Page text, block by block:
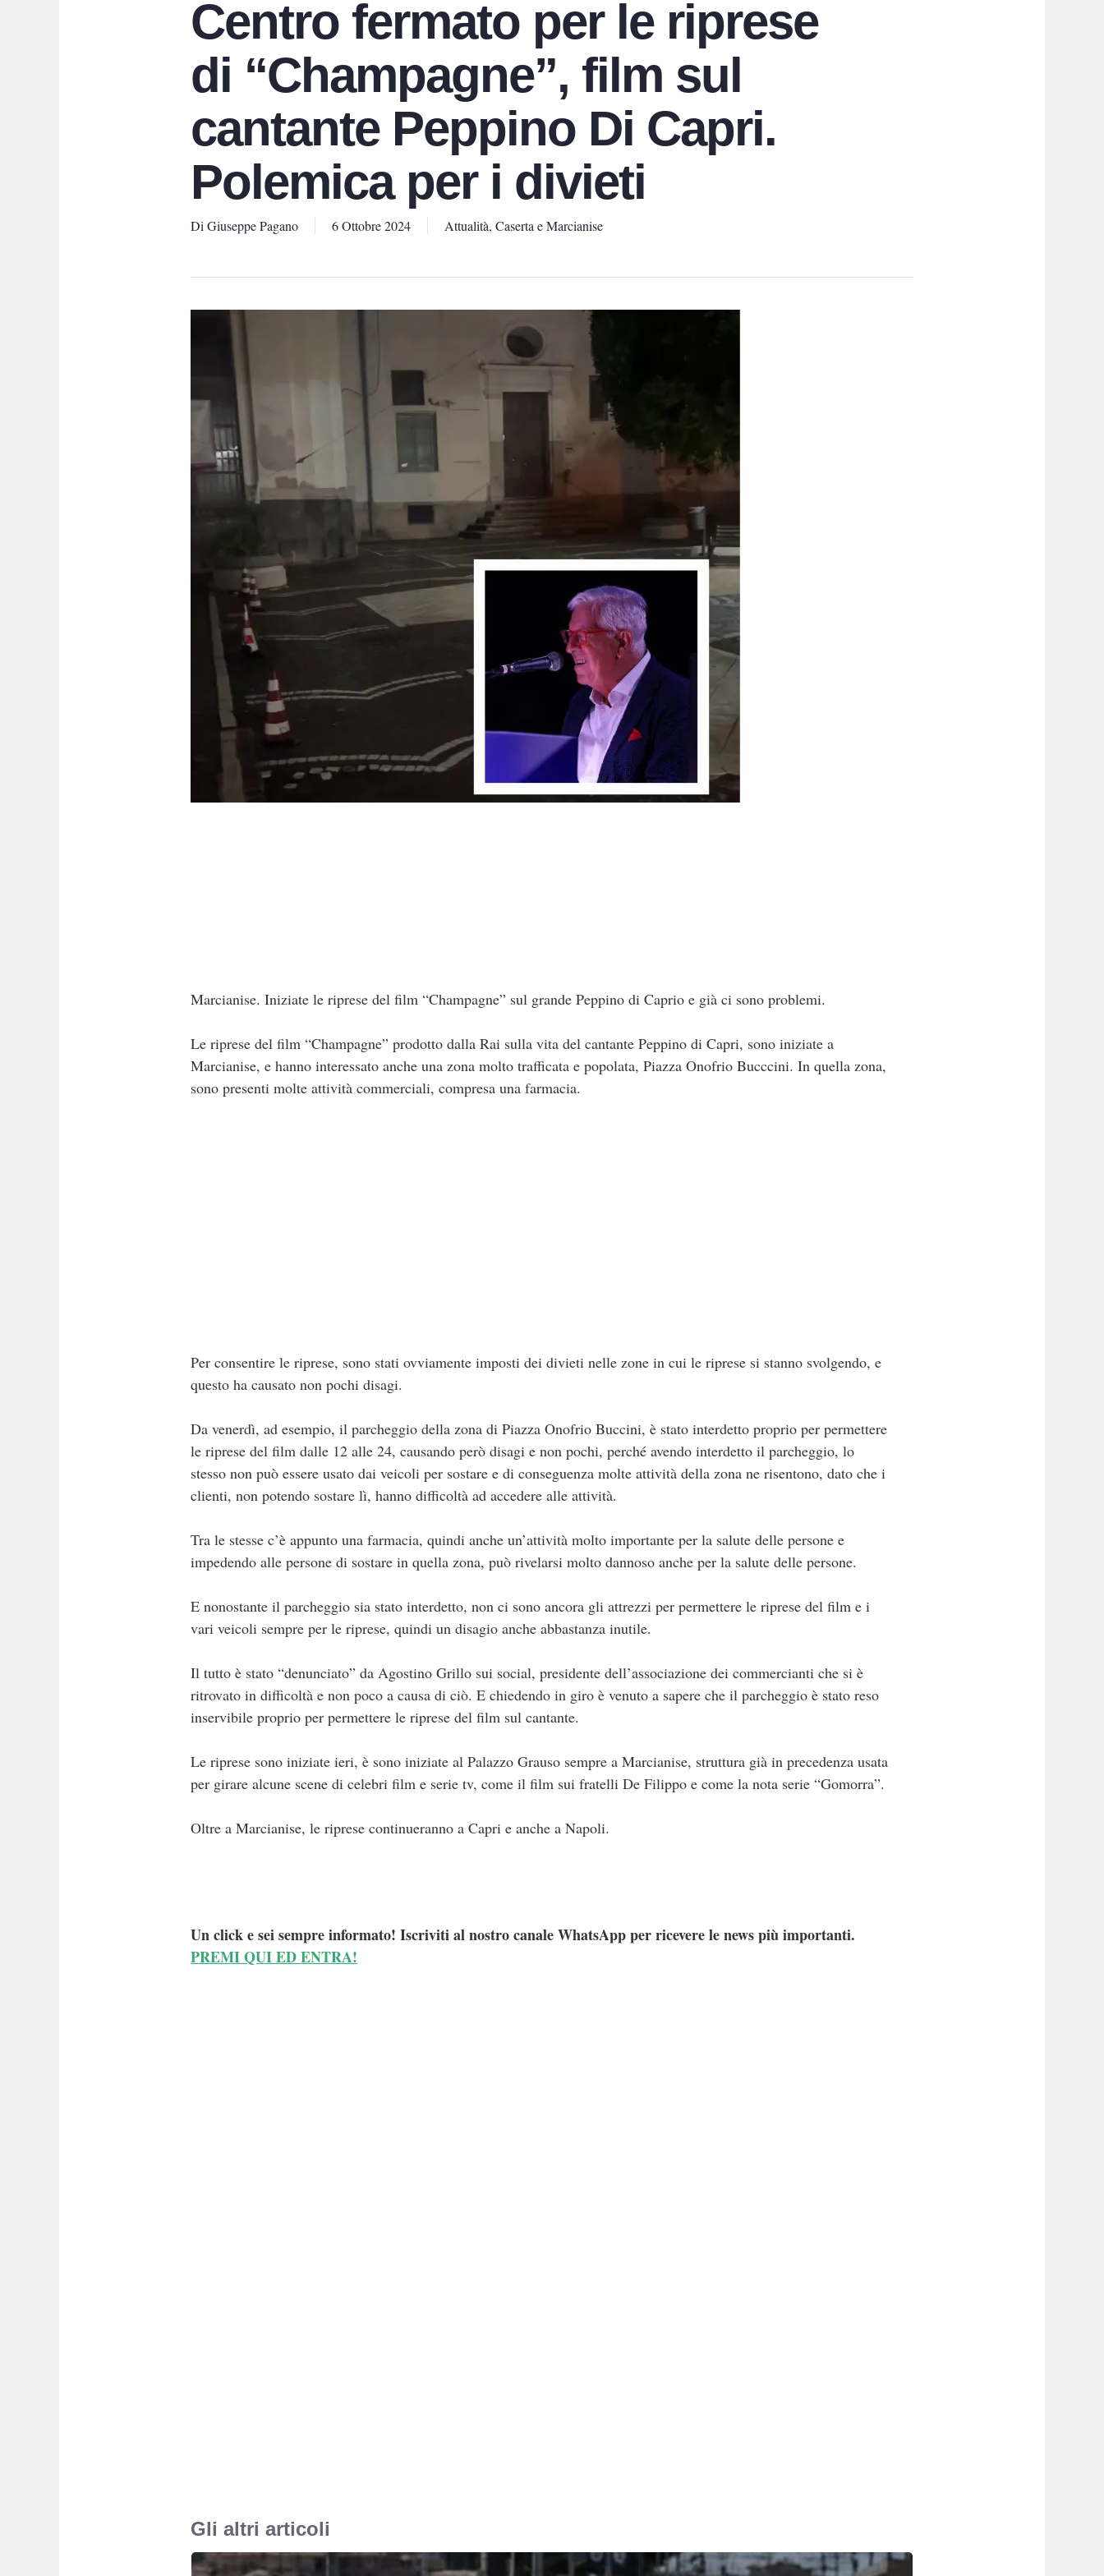
Centro fermato per le riprese
di “Champagne”, film sul
cantante Peppino Di Capri.
Polemica per i divieti
Di Giuseppe Pagano 6 Ottobre 2024 Attualità, Caserta e Marcianise
Marcianise. Iniziate le riprese del film “Champagne” sul grande Peppino di Caprio e già ci sono problemi.
Le riprese del film “Champagne” prodotto dalla Rai sulla vita del cantante Peppino di Capri, sono iniziate a
Marcianise, e hanno interessato anche una zona molto trafficata e popolata, Piazza Onofrio Bucccini. In quella zona,
sono presenti molte attività commerciali, compresa una farmacia.
Per consentire le riprese, sono stati ovviamente imposti dei divieti nelle zone in cui le riprese si stanno svolgendo, e
questo ha causato non pochi disagi.
Da venerdì, ad esempio, il parcheggio della zona di Piazza Onofrio Buccini, è stato interdetto proprio per permettere
le riprese del film dalle 12 alle 24, causando però disagi e non pochi, perché avendo interdetto il parcheggio, lo
stesso non può essere usato dai veicoli per sostare e di conseguenza molte attività della zona ne risentono, dato che i
clienti, non potendo sostare lì, hanno difficoltà ad accedere alle attività.
Tra le stesse c’è appunto una farmacia, quindi anche un’attività molto importante per la salute delle persone e
impedendo alle persone di sostare in quella zona, può rivelarsi molto dannoso anche per la salute delle persone.
E nonostante il parcheggio sia stato interdetto, non ci sono ancora gli attrezzi per permettere le riprese del film e i
vari veicoli sempre per le riprese, quindi un disagio anche abbastanza inutile.
Il tutto è stato “denunciato” da Agostino Grillo sui social, presidente dell’associazione dei commercianti che si è
ritrovato in difficoltà e non poco a causa di ciò. E chiedendo in giro è venuto a sapere che il parcheggio è stato reso
inservibile proprio per permettere le riprese del film sul cantante.
Le riprese sono iniziate ieri, è sono iniziate al Palazzo Grauso sempre a Marcianise, struttura già in precedenza usata
per girare alcune scene di celebri film e serie tv, come il film sui fratelli De Filippo e come la nota serie “Gomorra”.
Oltre a Marcianise, le riprese continueranno a Capri e anche a Napoli.
Un click e sei sempre informato! Iscriviti al nostro canale WhatsApp per ricevere le news più importanti.
PREMI QUI ED ENTRA!
Gli altri articoli